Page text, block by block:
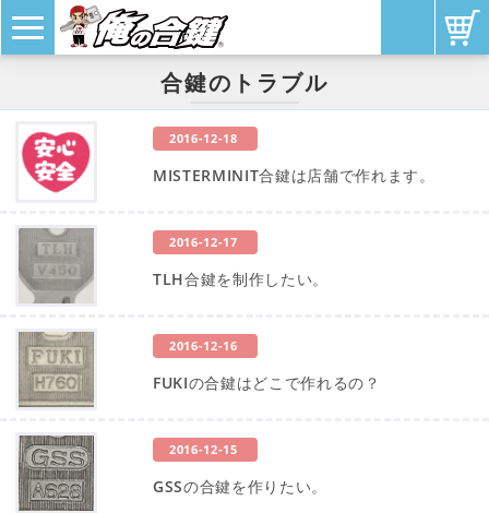
合鍵のトラブル
2016-12-18
MISTERMINIT合鍵は店舗で作れます。
2016-12-17
TLH合鍵を制作したい。
2016-12-16
FUKIの合鍵はどこで作れるの？
2016-12-15
GSSの合鍵を作りたい。